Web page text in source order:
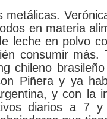
metálicas.
en materia
leche en polvo
consumir más.
chileno
Piñera y ya
y con la
diarios a 7 y